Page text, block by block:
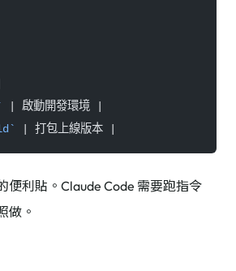
| 啟動開發環境 |
| 打包上線版本 |
便利貼。Claude Code 需要跑指令
做。